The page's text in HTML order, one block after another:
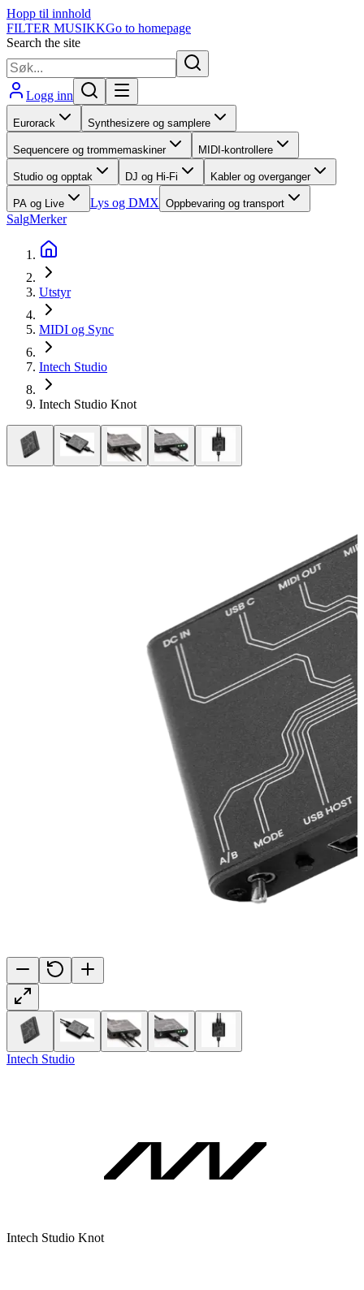
Hopp til innhold
FILTER MUSIKKGo to homepage
Search the site
Logg inn
Eurorack Synthesizere og samplere
Sequencere og trommemaskiner MIDI-kontrollere
Studio og opptak DJ og Hi-Fi Kabler og overganger
PA og Live Lys og DMX Oppbevaring og transport
SalgMerker
Utstyr
MIDI og Sync
Intech Studio
Intech Studio Knot
Intech Studio
Intech Studio Knot